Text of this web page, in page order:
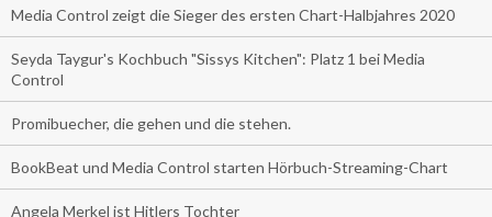
Media Control zeigt die Sieger des ersten Chart-Halbjahres 2020
Seyda Taygur's Kochbuch "Sissys Kitchen": Platz 1 bei Media
Control
Promibuecher, die gehen und die stehen.
BookBeat und Media Control starten Hörbuch-Streaming-Chart
Angela Merkel ist Hitlers Tochter